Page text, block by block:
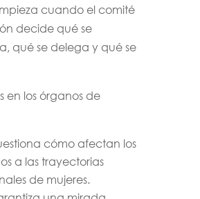
cuando el comité
decide qué se
qué se delega y qué se
en los órganos de
cómo afectan los
a las trayectorias
de mujeres.